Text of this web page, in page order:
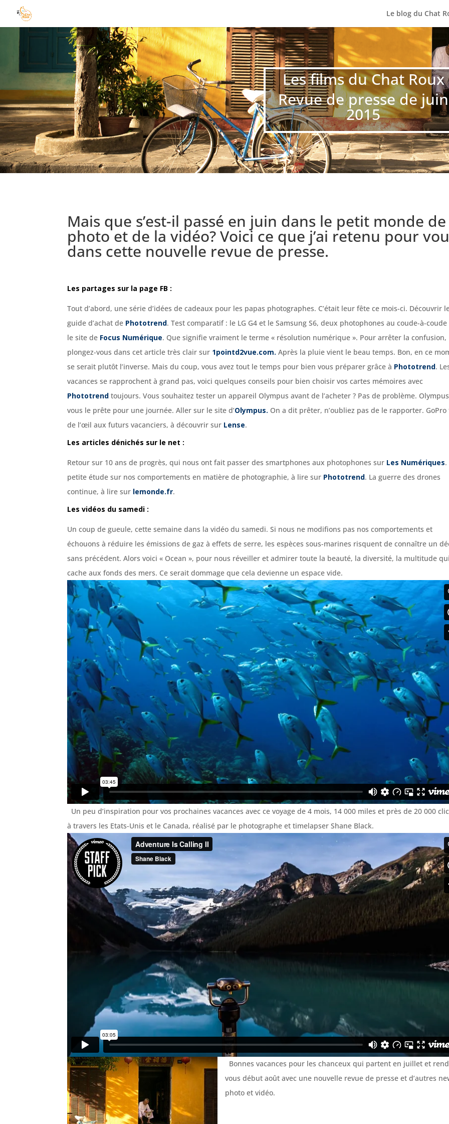
Le blog du Chat
Les films du Chat Roux
Revue de presse de juin
2015
Mais que s’est-il passé en juin dans le petit monde
photo et de la vidéo? Voici ce que j’ai retenu pour
dans cette nouvelle revue de presse.
Les partages sur la page FB :
Tout d’abord, une série d’idées de cadeaux pour les papas photographes. C’était leur fête ce mois-ci. Découvrir
guide d’achat de Phototrend. Test comparatif : le LG G4 et le Samsung S6, deux photophones au coude-à-
le site de Focus Numérique. Que signifie vraiment le terme « résolution numérique ». Pour arrêter la confusion,
plongez-vous dans cet article très clair sur 1pointd2vue.com. Après la pluie vient le beau temps. Bon, en ce
se serait plutôt l’inverse. Mais du coup, vous avez tout le temps pour bien vous préparer grâce à Phototrend.
vacances se rapprochent à grand pas, voici quelques conseils pour bien choisir vos cartes mémoires avec
Phototrend toujours. Vous souhaitez tester un appareil Olympus avant de l’acheter ? Pas de problème. Olympus
vous le prête pour une journée. Aller sur le site d’Olympus. On a dit prêter, n’oubliez pas de le rapporter.
de l’œil aux futurs vacanciers, à découvrir sur Lense.
Les articles dénichés sur le net :
Retour sur 10 ans de progrès, qui nous ont fait passer des smartphones aux photophones sur Les Numériques.
petite étude sur nos comportements en matière de photographie, à lire sur Phototrend. La guerre des drones
continue, à lire sur lemonde.fr.
Les vidéos du samedi :
Un coup de gueule, cette semaine dans la vidéo du samedi. Si nous ne modifions pas nos comportements et
échouons à réduire les émissions de gaz à effets de serre, les espèces sous-marines risquent de connaître un
sans précédent. Alors voici « Ocean », pour nous réveiller et admirer toute la beauté, la diversité, la multitude
cache aux fonds des mers. Ce serait dommage que cela devienne un espace vide.
Un peu d’inspiration pour vos prochaines vacances avec ce voyage de 4 mois, 14 000 miles et près de 20 000
à travers les Etats-Unis et le Canada, réalisé par le photographe et timelapser Shane Black.
Bonnes vacances pour les chanceux qui partent en juillet et
vous début août avec une nouvelle revue de presse et d’autres
photo et vidéo.